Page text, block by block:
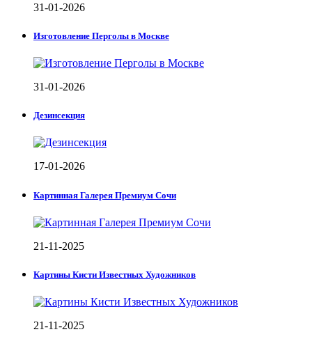
31-01-2026
Изготовление Перголы в Москве
31-01-2026
Дезинсекция
17-01-2026
Картинная Галерея Премиум Сочи
21-11-2025
Картины Кисти Известных Художников
21-11-2025